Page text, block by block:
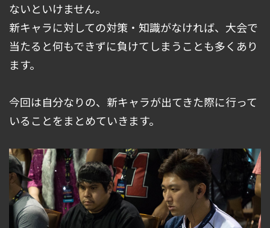
ないといけません。
新キャラに対しての対策・知識がなければ、大会で
当たると何もできずに負けてしまうことも多くあり
ます。
今回は自分なりの、新キャラが出てきた際に行って
いることをまとめていきます。